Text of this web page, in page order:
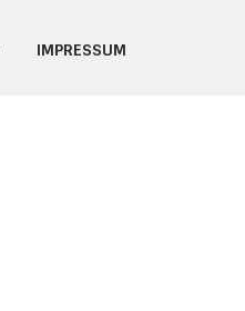
IMPRESSUM